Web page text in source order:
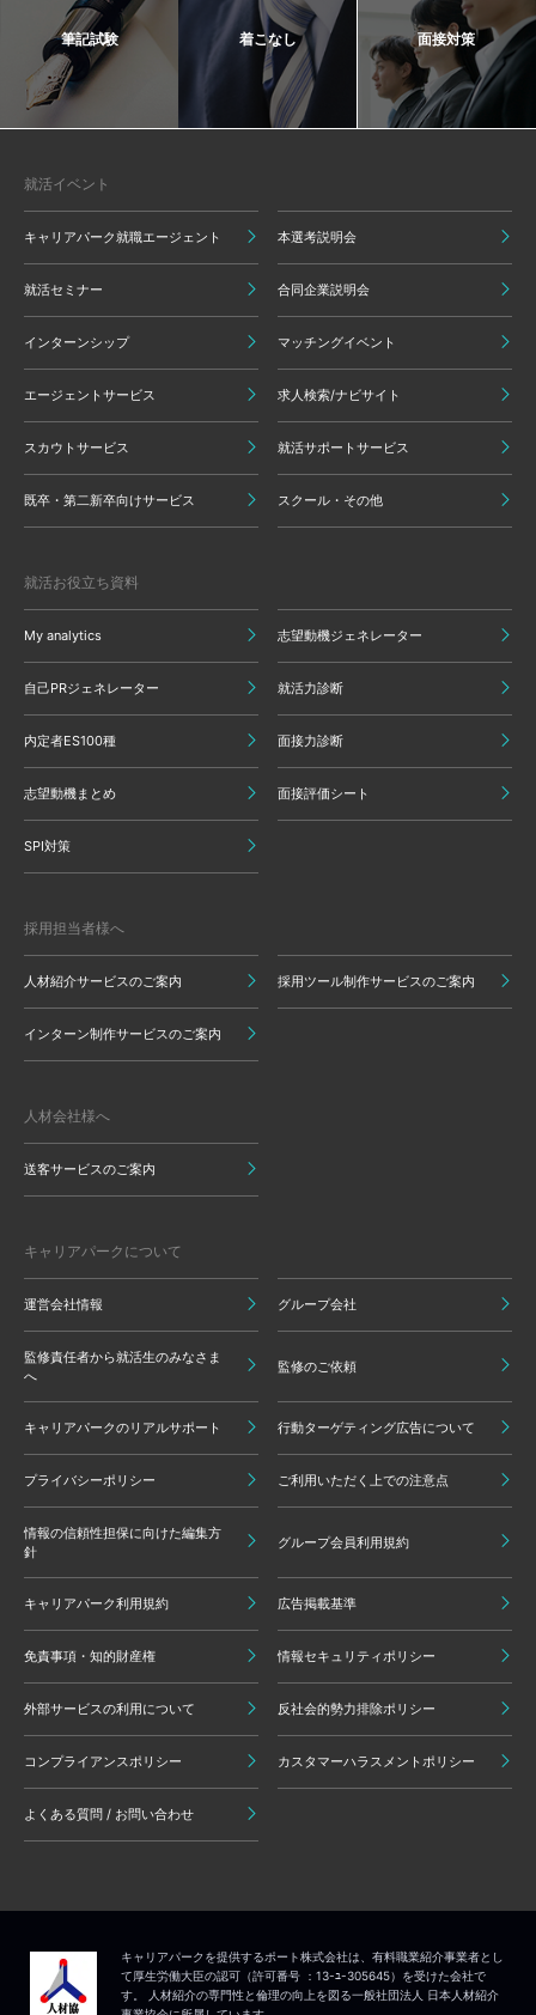
筆記試験 着こなし 面接対策
就活イベント
キャリアパーク就職エージェント 本選考説明会
就活セミナー 合同企業説明会
インターンシップ マッチングイベント
エージェントサービス 求人検索/ナビサイト
スカウトサービス 就活サポートサービス
既卒・第二新卒向けサービス スクール・その他
就活お役立ち資料
My analytics 志望動機ジェネレーター
自己PRジェネレーター 就活力診断
内定者ES100種 面接力診断
志望動機まとめ 面接評価シート
SPI対策
採用担当者様へ
人材紹介サービスのご案内 採用ツール制作サービスのご案内
インターン制作サービスのご案内
人材会社様へ
送客サービスのご案内
キャリアパークについて
運営会社情報 グループ会社
監修責任者から就活生のみなさま
へ
監修のご依頼
キャリアパークのリアルサポート 行動ターゲティング広告について
プライバシーポリシー ご利用いただく上での注意点
情報の信頼性担保に向けた編集方
針
グループ会員利用規約
キャリアパーク利用規約 広告掲載基準
免責事項・知的財産権 情報セキュリティポリシー
外部サービスの利用について 反社会的勢力排除ポリシー
コンプライアンスポリシー カスタマーハラスメントポリシー
よくある質問 / お問い合わせ